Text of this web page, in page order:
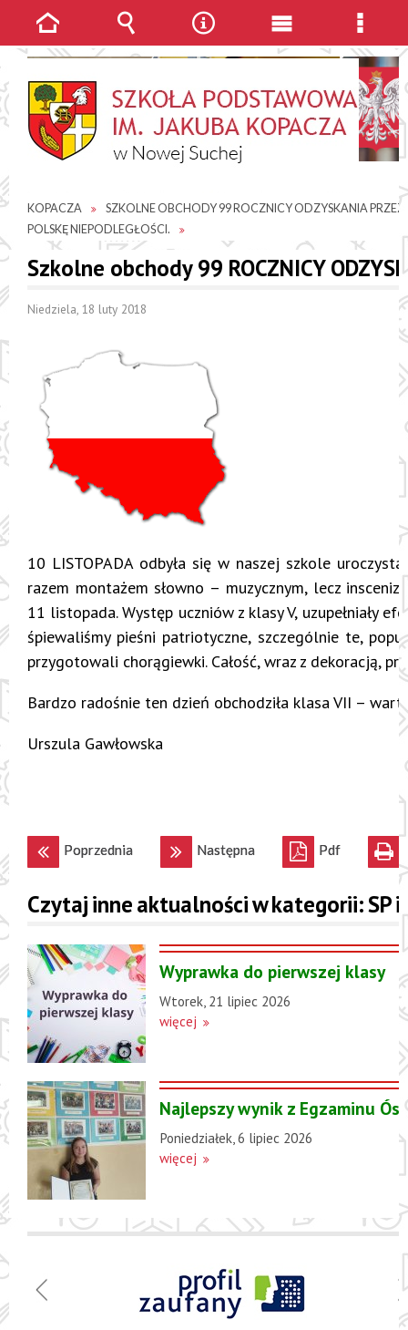
KOPACZA
SZKOLNE OBCHODY 99 ROCZNICY ODZYSKANIA PRZEZ
POLSKĘ NIEPODLEGŁOŚCI.
Szkolne obchody 99 ROCZNICY
Niedziela, 18 luty 2018
10 LISTOPADA odbyła się w naszej szkole
razem montażem słowno – muzycznym, lecz
11 listopada. Występ uczniów z klasy V, uzupełniały
śpiewaliśmy pieśni patriotyczne, szczególnie te,
przygotowali chorągiewki. Całość, wraz z dekoracją,
Bardzo radośnie ten dzień obchodziła klasa VII –
Urszula Gawłowska
Poprzednia Następna Pdf
Czytaj inne aktualności w kategorii: SP
Wyprawka do pierwszej klasy
Wtorek, 21 lipiec 2026
więcej
Najlepszy wynik z Egzaminu
Poniedziałek, 6 lipiec 2026
więcej
Strona
główna
Wyszukiwarka
NarzędziaMenu
Menu